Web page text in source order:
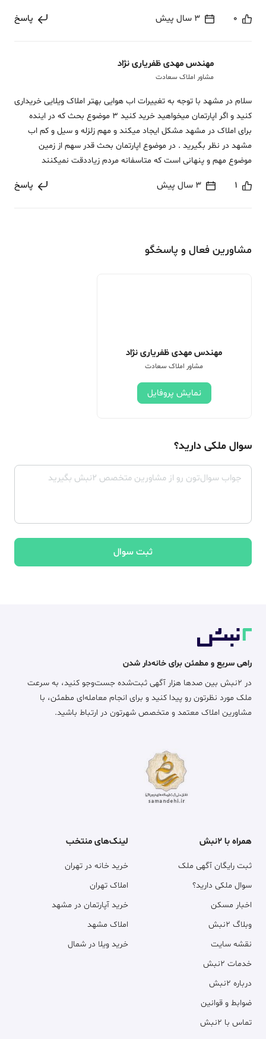
0 3 سال پیش پاسخ
مهندس مهدی ظفریاری نژاد
مشاور املاک سعادت
سلام در مشهد با توجه به تغییرات اب هوایی بهتر املاک ویلایی خریداری
کنید و اگر اپارتمان میخواهید خرید کنید 3 موضوع بحث که در اینده
برای املاک در مشهد مشکل ایجاد میکند و مهم زلزله و سیل و کم اب
مشهد در نظر بگیرید . در موضوع اپارتمان بحث قدر سهم از زمین
موضوع مهم و پنهانی است که متاسفانه مردم زیاددقت نمیکنند
1 3 سال پیش پاسخ
مشاورین فعال و پاسخگو
مهندس مهدی ظفریاری نژاد
مشاور املاک سعادت
نمایش پروفایل
سوال ملکی دارید؟
ثبت سوال
راهی سریع و مطمئن برای خانه‌دار شدن
در ۲نبش بین صدها هزار آگهی ثبت‌شده جست‌وجو کنید، به سرعت
ملک مورد نظرتون رو پیدا کنید و برای انجام معامله‌ای مطمئن، با
مشاورین املاک معتمد و متخصص شهرتون در ارتباط باشید.
همراه با ۲نبش
ثبت رایگان آگهی ملک
سوال ملکی دارید؟
اخبار مسکن
وبلاگ ۲نبش
نقشه سایت
خدمات ۲نبش
درباره ۲نبش
ضوابط و قوانین
تماس با ۲نبش
لینک‌های منتخب
خرید خانه در تهران
املاک تهران
خرید آپارتمان در مشهد
املاک مشهد
خرید ویلا در شمال